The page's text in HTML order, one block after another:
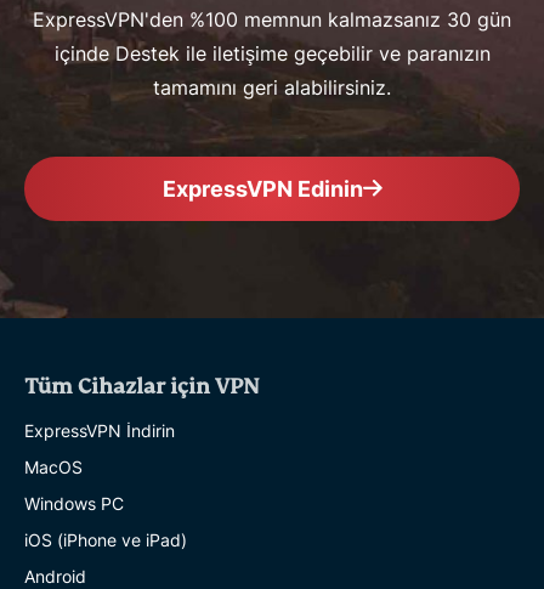
ExpressVPN'den %100 memnun kalmazsanız 30 gün
içinde Destek ile iletişime geçebilir ve paranızın
tamamını geri alabilirsiniz.
ExpressVPN Edinin
Tüm Cihazlar için VPN
ExpressVPN İndirin
MacOS
Windows PC
iOS (iPhone ve iPad)
Android